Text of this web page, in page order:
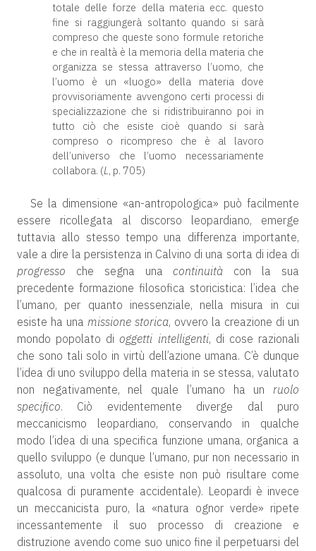
totale delle forze della materia ecc. questo
fine si raggiungerà soltanto quando si sarà
compreso che queste sono formule retoriche
e che in realtà è la memoria della materia che
organizza se stessa attraverso l’uomo, che
l’uomo è un «luogo» della materia dove
provvisoriamente avvengono certi processi di
specializzazione che si ridistribuiranno poi in
tutto ciò che esiste cioè quando si sarà
compreso o ricompreso che è al lavoro
dell’universo che l’uomo necessariamente
collabora. (L, p. 705)
Se la dimensione «an-antropologica» può facilmente
essere ricollegata al discorso leopardiano, emerge
tuttavia allo stesso tempo una differenza importante,
vale a dire la persistenza in Calvino di una sorta di idea di
progresso che segna una continuità con la sua
precedente formazione filosofica storicistica: l’idea che
l’umano, per quanto inessenziale, nella misura in cui
esiste ha una missione storica, ovvero la creazione di un
mondo popolato dioggetti intelligenti, di cose razionali
che sono tali solo in virtù dell’azione umana. C’è dunque
l’idea di uno sviluppo della materia in se stessa, valutato
non negativamente, nel quale l’umano ha un ruolo
specifico. Ciò evidentemente diverge dal puro
meccanicismo leopardiano, conservando in qualche
modo l’idea di una specifica funzione umana, organica a
quello sviluppo (e dunque l’umano, pur non necessario in
assoluto, una volta che esiste non può risultare come
qualcosa di puramente accidentale). Leopardi è invece
un meccanicista puro, la «natura ognor verde» ripete
incessantemente il suo processo di creazione e
distruzione avendo come suo unico fine il perpetuarsi del